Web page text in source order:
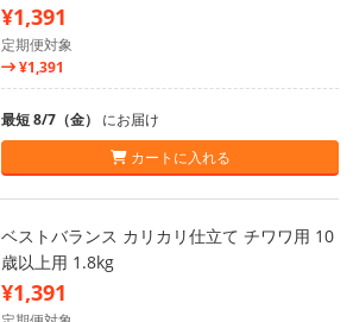
¥1,391
定期便対象
¥1,391
最短 8/7（金） にお届け
カートに入れる
ベストバランス カリカリ仕立て チワワ用 10
歳以上用 1.8kg
¥1,391